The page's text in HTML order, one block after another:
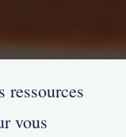
ressources
vous